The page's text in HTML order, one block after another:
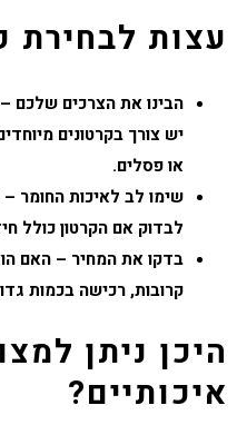
עצות לבחירת
הבינו את הצרכים שלכם
יש צורך בקרטונים
או פסלים.
שימו לב לאיכות החומר
לבדוק אם הקרטון כולל
בדקו את המחיר – האם
קרובות, רכישה בכמות
היכן ניתן
איכותיים?